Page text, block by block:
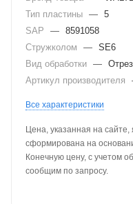
Тип пластины — 5
SAP
— 8591058
Стружколом
— SE6
Вид обработки —
Артикул производителя
Все характеристики
Цена, указанная на
сформирована на
Конечную цену, с учетом
сообщим по запросу.